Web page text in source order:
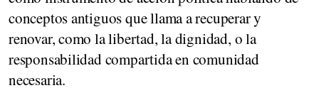
conceptos antiguos que llama a recuperar y
renovar, como la libertad, la dignidad, o la
responsabilidad compartida en comunidad
necesaria.